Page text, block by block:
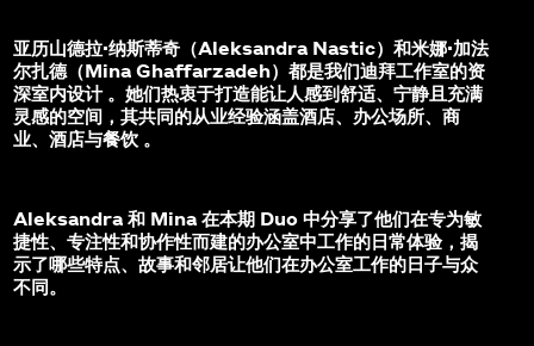
亚历山德拉·纳斯蒂奇（Aleksandra Nastic）和米娜·加法
尔扎德（Mina Ghaffarzadeh）都是我们迪拜工作室的资
深室内设计 。她们热衷于打造能让人感到舒适、宁静且充满
灵感的空间，其共同的从业经验涵盖酒店、办公场所、商
业、酒店与餐饮 。
Aleksandra 和 Mina 在本期 Duo 中分享了他们在专为敏
捷性、专注性和协作性而建的办公室中工作的日常体验，揭
示了哪些特点、故事和邻居让他们在办公室工作的日子与众
不同。